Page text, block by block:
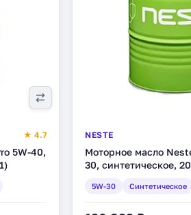
★ 4.7
5W-40,
NESTE
Моторное масло
30, синтетическое,
5W-30 Синтетическое